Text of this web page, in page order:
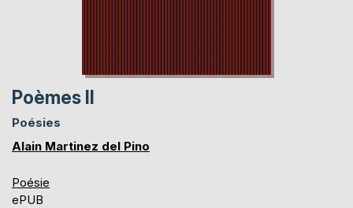
Poèmes II
Poésies
Alain Martinez del Pino
Poésie
ePUB